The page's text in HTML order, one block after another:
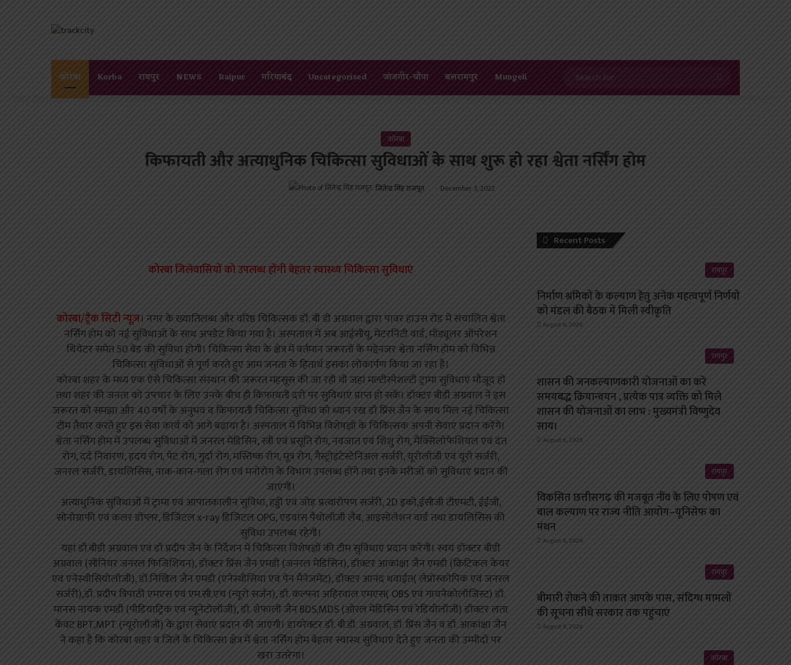
कोरबा Korba रायपुर NEWS Raipur गरियाबंद Uncategorized जांजगीर-चाँपा बलरामपुर Mungeli
Search
for
कोरबा
किफायती और अत्याधुनिक चिकित्सा सुविधाओं के साथ शुरू हो रहा श्वेता नर्सिंग होम
जितेन्द्र सिंह राजपूत December 3, 2022
कोरबा जिलेवासियों को उपलब्ध होंगी बेहतर स्वास्थ्य चिकित्सा सुविधाएं
कोरबा/ट्रैक सिटी न्यूज़। नगर के ख्यातिलब्ध और वरिष्ठ चिकित्सक डॉ. बी डी अग्रवाल द्वारा पावर हाउस रोड में संचालित श्वेता
नर्सिंग होम को नई सुविधाओं के साथ अपडेट किया गया है। अस्पताल में अब आईसीयू, मेटरनिटी वार्ड, मॉड्यूलर ऑपरेशन
थियेटर समेत 50 बेड की सुविधा होगी। चिकित्सा सेवा के क्षेत्र में वर्तमान जरूरतों के मद्देनजर श्वेता नर्सिंग होम को विभिन्न
चिकित्सा सुविधाओं से पूर्ण करते हुए आम जनता के हितार्थ इसका लोकार्पण किया जा रहा है।
कोरबा शहर के मध्य एक ऐसे चिकित्सा संस्थान की जरूरत महसूस की जा रही थी जहां मल्टीस्पेशल्टी ट्रामा सुविधाएं मौजूद हों
तथा शहर की जनता को उपचार के लिए उनके बीच ही किफायती दरों पर सुविधाएं प्राप्त हो सकें। डॉक्टर बीडी अग्रवाल ने इस
जरूरत को समझा और 40 वर्षों के अनुभव व किफायती चिकित्सा सुविधा को ध्यान रख डॉ प्रिंस जैन के साथ मिल नई चिकित्सा
टीम तैयार करते हुए इस सेवा कार्य को आगे बढ़ाया है। अस्पताल में विभिन्न विशेषज्ञों के चिकित्सक अपनी सेवाएं प्रदान करेंगे।
श्वेता नर्सिंग होम में उपलब्ध सुविधाओं में जनरल मेडिसिन, स्त्री एवं प्रसूति रोग, नवजात एवं शिशु रोग, मैक्सिलोफेशियल एवं दंत
रोग, दर्द निवारण, हृदय रोग, पेट रोग, गुर्दा रोग, मस्तिष्क रोग, मूत्र रोग, गैस्ट्रोइंटेस्टेनिअल सर्जरी, यूरोलॉजी एवं यूरो सर्जरी,
जनरल सर्जरी, डायलिसिस, नाक-कान-गला रोग एवं मनोरोग के विभाग उपलब्ध होंगे तथा इनके मरीजों को सुविधाएं प्रदान की
जाएंगी।
अत्याधुनिक सुविधाओं में ट्रामा एवं आपातकालीन सुविधा, हड्डी एवं जोड़ प्रत्यारोपण सर्जरी, 2D इको,ईसीजी टीएमटी, ईईजी,
सोनोग्राफी एवं कलर डॉप्लर, डिजिटल x-ray डिजिटल OPG, एडवांस पैथोलॉजी लैब, आइसोलेशन वार्ड तथा डायलिसिस की
सुविधा उपलब्ध रहेगी।
यहां डॉ.बीडी अग्रवाल एवं डॉ प्रदीप जैन के निर्देशन में चिकित्सा विशेषज्ञों की टीम सुविधाएं प्रदान करेंगी। स्वयं डॉक्टर बीडी
अग्रवाल (सीनियर जनरल फिजिशियन), डॉक्टर प्रिंस जैन एमडी (जनरल मेडिसिन), डॉक्टर आकांक्षा जैन एमडी (क्रिटिकल केयर
एवं एनेस्थीसियोलॉजी), डॉ.निखिल जैन एमडी (एनेस्थीसिया एवं पेन मैनेजमेंट), डॉक्टर आनंद थवाईत( लेप्रोस्कोपिक एवं जनरल
सर्जरी),डॉ. प्रदीप त्रिपाठी एमएस एवं एम.सी.एच (न्यूरो सर्जन), डॉ. कल्पना अहिरवाल एमएस( OBS एवं गायनेकोलॉजिस्ट) डॉ.
मानस नायक एमडी (पीडियाट्रिक एवं न्यूनेटोलॉजी), डॉ. शेफाली जैन BDS,MDS (ओरल मेडिसिन एवं रेडियोलॉजी) डॉक्टर लता
केंवट BPT,MPT (न्यूरोलॉजी) के द्वारा सेवाएं प्रदान की जाएंगी। डायरेक्टर डॉ. बी.डी. अग्रवाल, डॉ. प्रिंस जैन व डॉ. आकांक्षा जैन
ने कहा है कि कोरबा शहर व जिले के चिकित्सा क्षेत्र में श्वेता नर्सिंग होम बेहतर स्वास्थ सुविधाएं देते हुए जनता की उम्मीदों पर
खरा उतरेगा।
Recent Posts
रायपुर
निर्माण श्रमिकों के कल्याण हेतु अनेक महत्वपूर्ण निर्णयों
को मंडल की बैठक में मिली स्वीकृति
August 6, 2026
रायपुर
शासन की जनकल्याणकारी योजनाओं का करें
समयबद्ध क्रियान्वयन , प्रत्येक पात्र व्यक्ति को मिले
शासन की योजनाओं का लाभ : मुख्यमंत्री विष्णुदेव
साय।
August 6, 2026
रायपुर
विकसित छत्तीसगढ़ की मजबूत नींव के लिए पोषण एवं
बाल कल्याण पर राज्य नीति आयोग–यूनिसेफ का
मंथन
August 6, 2026
रायपुर
बीमारी रोकने की ताक़त आपके पास, संदिग्ध मामलों
की सूचना सीधे सरकार तक पहुंचाएं
August 6, 2026
कोरबा